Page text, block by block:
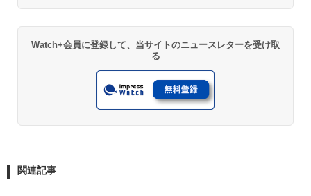
Watch+会員に登録して、当サイトのニュースレターを受け取
る
関連記事